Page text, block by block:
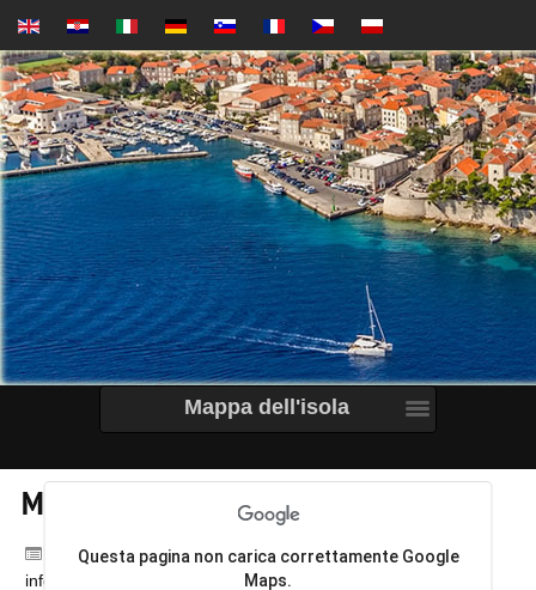
Mappa dell'isola
Mappa dell'isola di Korcula, Croazia
Categoria:L'isola di Korcula -
informazioni per i viaggiatori
Questa pagina non carica correttamente Google
Maps.